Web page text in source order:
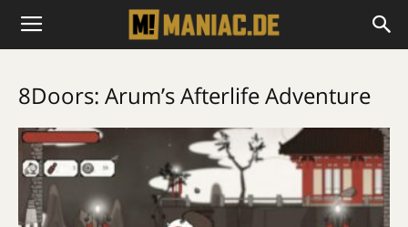
8Doors: Arum’s Afterlife Adventure